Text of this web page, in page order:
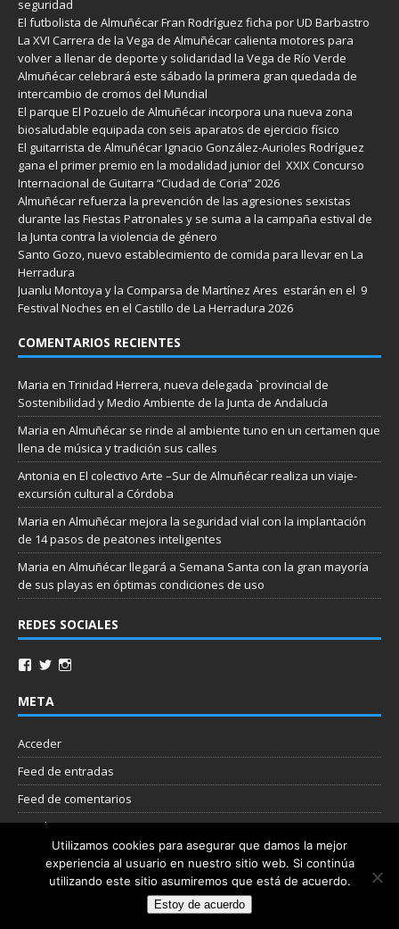
seguridad
El futbolista de Almuñécar Fran Rodríguez ficha por UD Barbastro
La XVI Carrera de la Vega de Almuñécar calienta motores para
volver a llenar de deporte y solidaridad la Vega de Río Verde
Almuñécar celebrará este sábado la primera gran quedada de
intercambio de cromos del Mundial
El parque El Pozuelo de Almuñécar incorpora una nueva zona
biosaludable equipada con seis aparatos de ejercicio físico
El guitarrista de Almuñécar Ignacio González-Aurioles Rodríguez
gana el primer premio en la modalidad junior del XXIX Concurso
Internacional de Guitarra “Ciudad de Coria” 2026
Almuñécar refuerza la prevención de las agresiones sexistas
durante las Fiestas Patronales y se suma a la campaña estival de
la Junta contra la violencia de género
Santo Gozo, nuevo establecimiento de comida para llevar en La
Herradura
Juanlu Montoya y la Comparsa de Martínez Ares estarán en el 9
Festival Noches en el Castillo de La Herradura 2026
COMENTARIOS RECIENTES
Maria en Trinidad Herrera, nueva delegada `provincial de
Sostenibilidad y Medio Ambiente de la Junta de Andalucía
Maria en Almuñécar se rinde al ambiente tuno en un certamen que
llena de música y tradición sus calles
Antonia en El colectivo Arte –Sur de Almuñécar realiza un viaje-
excursión cultural a Córdoba
Maria en Almuñécar mejora la seguridad vial con la implantación
de 14 pasos de peatones inteligentes
Maria en Almuñécar llegará a Semana Santa con la gran mayoría
de sus playas en óptimas condiciones de uso
REDES SOCIALES
META
Acceder
Feed de entradas
Feed de comentarios
WordPress.org
Nube de etiquetas
Copyright © 2026 | Plantilla WordPress por
Utilizamos cookies para asegurar que damos la mejor
experiencia al usuario en nuestro sitio web. Si continúa
utilizando este sitio asumiremos que está de acuerdo.
Estoy de acuerdo